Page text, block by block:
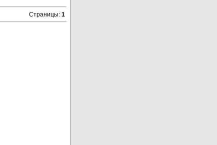
Страницы: 1